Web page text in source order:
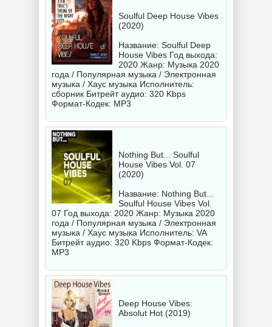
Soulful Deep House Vibes
(2020)
Название: Soulful Deep
House Vibes Год выхода:
2020 Жанр: Музыка 2020
года / Популярная музыка / Электронная
музыка / Хаус музыка Исполнитель:
сборник Битрейт аудио: 320 Kbps
Формат-Кодек: MP3
Nothing But... Soulful
House Vibes Vol. 07
(2020)
Название: Nothing But...
Soulful House Vibes Vol.
07 Год выхода: 2020 Жанр: Музыка 2020
года / Популярная музыка / Электронная
музыка / Хаус музыка Исполнитель: VA
Битрейт аудио: 320 Kbps Формат-Кодек:
MP3
Deep House Vibes:
Absolut Hot (2019)